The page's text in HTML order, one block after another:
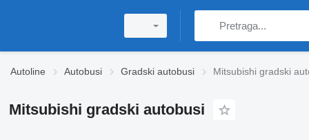
Autoline Autobusi Gradski autobusi Mitsubishi gradski
Mitsubishi gradski autobusi